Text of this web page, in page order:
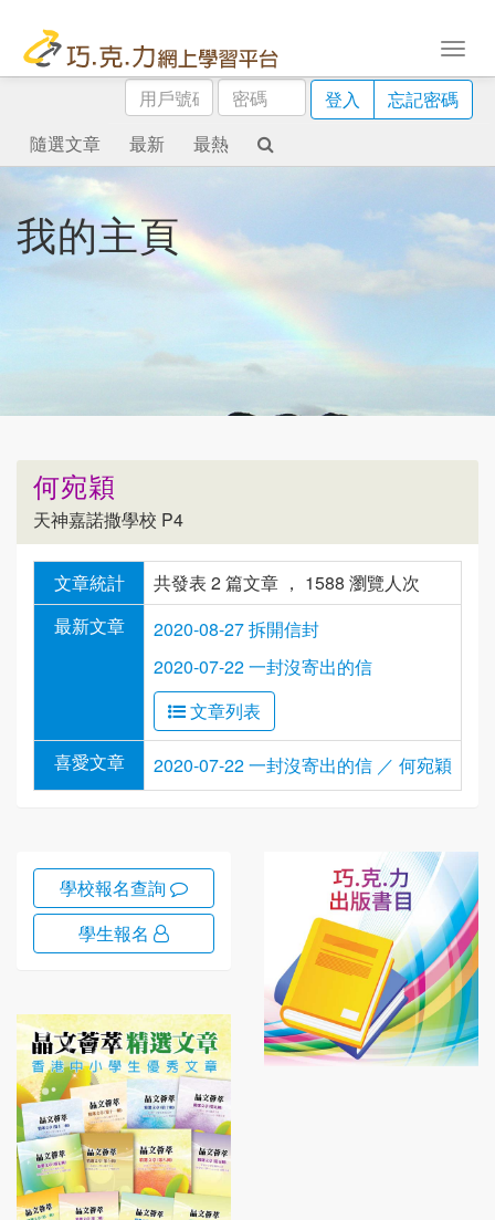
用
戶
號
碼
密
碼
登入
忘記密碼
隨選文章
最新 最熱
我的主頁
何宛穎
天神嘉諾撒學校 P4
文章統計
共發表 2 篇文章 ， 1588 瀏覽人次
最新文章
2020-08-27 拆開信封
2020-07-22 一封沒寄出的信
文章列表
喜愛文章
2020-07-22 一封沒寄出的信 ／ 何宛穎
學校報名查詢
學生報名